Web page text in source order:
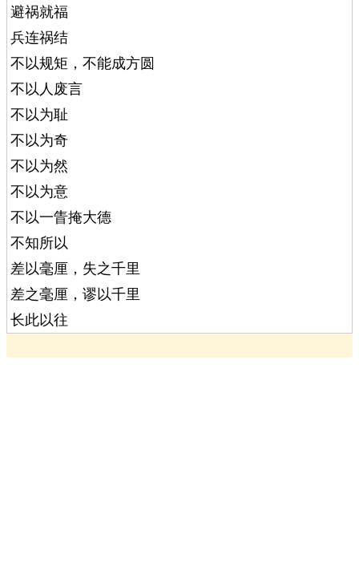
避祸就福
兵连祸结
不以规矩，不能成方圆
不以人废言
不以为耻
不以为奇
不以为然
不以为意
不以一眚掩大德
不知所以
差以毫厘，失之千里
差之毫厘，谬以千里
长此以往